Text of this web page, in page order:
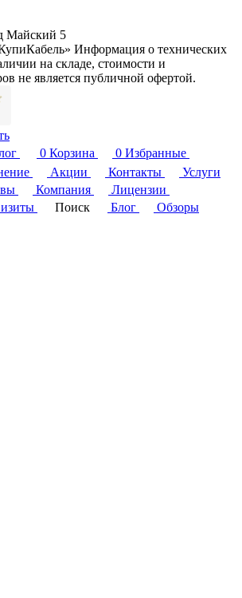
Майский 5
Информация о технических
на складе, стоимости и
не является публичной офертой.
0 Корзина 0 Избранные
Акции Контакты
Услуги
Компания
Лицензии
Поиск Блог Обзоры